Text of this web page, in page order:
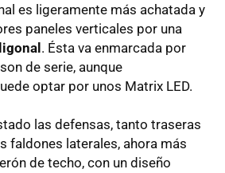
es ligeramente más achatada y
paneles verticales por una
. Ésta va enmarcada por
de serie, aunque
optar por unos Matrix LED.
las defensas, tanto traseras
faldones laterales, ahora más
de techo, con un diseño